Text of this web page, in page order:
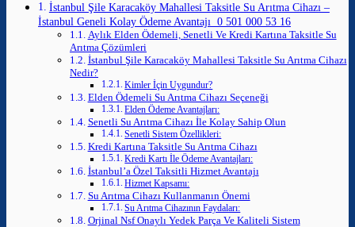
İstanbul Şile Karacaköy Mahallesi Taksitle Su Arıtma Cihazı –
İstanbul Geneli Kolay Ödeme Avantajı 0 501 000 53 16
Aylık Elden Ödemeli, Senetli Ve Kredi Kartına Taksitle Su
Arıtma Çözümleri
İstanbul Şile Karacaköy Mahallesi Taksitle Su Arıtma Cihazı
Nedir?
Kimler İçin Uygundur?
Elden Ödemeli Su Arıtma Cihazı Seçeneği
Elden Ödeme Avantajları:
Senetli Su Arıtma Cihazı İle Kolay Sahip Olun
Senetli Sistem Özellikleri:
Kredi Kartına Taksitle Su Arıtma Cihazı
Kredi Kartı İle Ödeme Avantajları:
İstanbul’a Özel Taksitli Hizmet Avantajı
Hizmet Kapsamı:
Su Arıtma Cihazı Kullanmanın Önemi
Su Arıtma Cihazının Faydaları:
Orjinal Nsf Onaylı Yedek Parça Ve Kaliteli Sistem